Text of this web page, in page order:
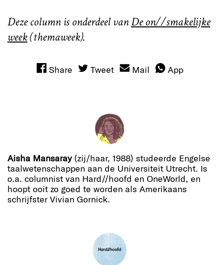
Deze column is onderdeel vanDe on//smakelijke
week(themaweek).
Share Tweet Mail App
Aisha Mansaray(zij/haar, 1988) studeerde Engelse
taalwetenschappen aan de Universiteit Utrecht. Is
o.a. columnist van Hard//hoofd en OneWorld, en
hoopt ooit zo goed te worden als Amerikaans
schrijfster Vivian Gornick.